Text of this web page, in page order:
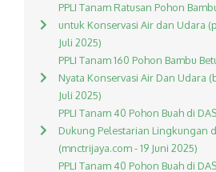
PPLI Tanam Ratusan Pohon
untuk Konservasi Air dan Udara
Juli 2025)
PPLI Tanam 160 Pohon Bambu
Nyata Konservasi Air Dan Udara
Juli 2025)
PPLI Tanam 40 Pohon Buah di
Dukung Pelestarian Lingkungan
(mnctrijaya.com - 19 Juni 2025)
PPLI Tanam 40 Pohon Buah di